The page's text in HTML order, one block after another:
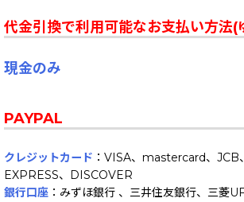
代金引換で利用可能なお支払い方法(
現金のみ
PAYPAL
クレジットカード ：VISA、mastercard、
EXPRESS、DISCOVER
銀行口座 ：みずほ銀行 、三井住友銀行、三菱